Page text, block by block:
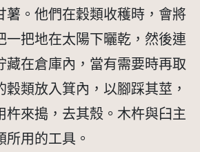
薯。他們在穀類收穫時，會將
一把地在太陽下曬乾，然後連
藏在倉庫內，當有需要時再取
穀類放入箕內，以腳踩其莖，
杵來搗，去其殼。木杵與臼主
所用的工具。